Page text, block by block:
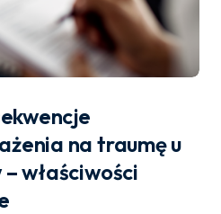
na traumę u
właściwości